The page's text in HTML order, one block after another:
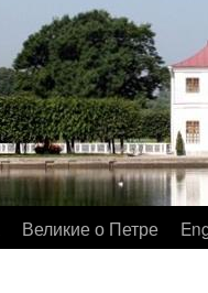
Великие о Петре